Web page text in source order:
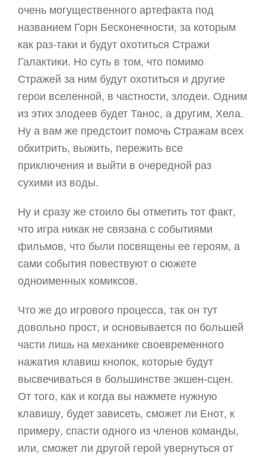
очень могущественного артефакта под
названием Горн Бесконечности, за которым
как раз-таки и будут охотиться Стражи
Галактики. Но суть в том, что помимо
Стражей за ним будут охотиться и другие
герои вселенной, в частности, злодеи. Одним
из этих злодеев будет Танос, а другим, Хела.
Ну а вам же предстоит помочь Стражам всех
обхитрить, выжить, пережить все
приключения и выйти в очередной раз
сухими из воды.
Ну и сразу же стоило бы отметить тот факт,
что игра никак не связана с событиями
фильмов, что были посвящены ее героям, а
сами события повествуют о сюжете
одноименных комиксов.
Что же до игрового процесса, так он тут
довольно прост, и основывается по большей
части лишь на механике своевременного
нажатия клавиш кнопок, которые будут
высвечиваться в большинстве экшен-сцен.
От того, как и когда вы нажмете нужную
клавишу, будет зависеть, сможет ли Енот, к
примеру, спасти одного из членов команды,
или, сможет ли другой герой увернуться от